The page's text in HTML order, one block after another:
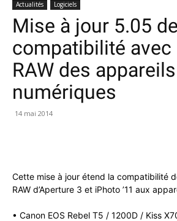
Actualités Logiciels
Mise à jour 5.05
compatibilité
RAW des appareils
numériques
14 mai 2014
Cette mise à jour étend la com­pat­i­bil­ité
RAW d’Aperture 3 et iPho­to ’11 aux
• Canon EOS Rebel T5 / 1200D / Kiss